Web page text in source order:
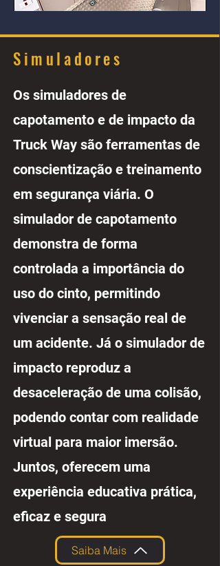
Simuladores
Os simuladores de
capotamento e de impacto da
Truck Way são ferramentas de
conscientização e treinamento
em segurança viária. O
simulador de capotamento
demonstra de forma
controlada a importância do
uso do cinto, permitindo
vivenciar a sensação real de
um acidente. Já o simulador de
impacto reproduz a
desaceleração de uma colisão,
podendo contar com realidade
virtual para maior imersão.
Juntos, oferecem uma
experiência educativa prática,
eficaz e segura
Saiba Mais